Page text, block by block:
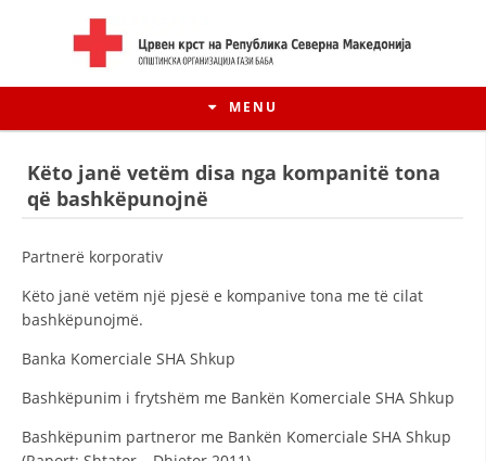
MENU
HISTORIA E LËVIZJES
Këto janë vetëm disa nga kompanitë tona
që bashkëpunojnë
Partnerë korporativ
Këto janë vetëm një pjesë e kompanive tona me të cilat
bashkëpunojmë.
Banka Komerciale SHA Shkup
Bashkëpunim i frytshëm me Bankën Komerciale SHA Shkup
Bashkëpunim partneror me Bankën Komerciale SHA Shkup